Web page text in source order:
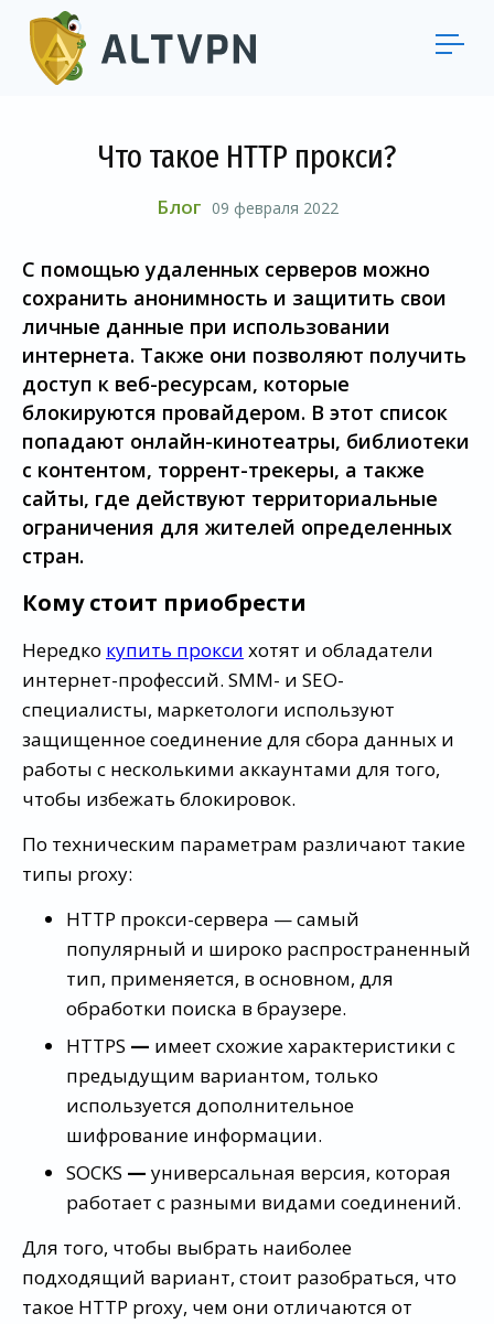
Что такое HTTP прокси?
Блог 09 февраля 2022
С помощью удаленных серверов можно
сохранить анонимность и защитить свои
личные данные при использовании
интернета. Также они позволяют получить
доступ к веб-ресурсам, которые
блокируются провайдером. В этот список
попадают онлайн-кинотеатры, библиотеки
с контентом, торрент-трекеры, а также
сайты, где действуют территориальные
ограничения для жителей определенных
стран.
Кому стоит приобрести
Нередко купить прокси хотят и обладатели
интернет-профессий. SMM- и SEO-
специалисты, маркетологи используют
защищенное соединение для сбора данных и
работы с несколькими аккаунтами для того,
чтобы избежать блокировок.
По техническим параметрам различают такие
типы proxy:
HTTP прокси-сервера — самый
популярный и широко распространенный
тип, применяется, в основном, для
обработки поиска в браузере.
HTTPS — имеет схожие характеристики с
предыдущим вариантом, только
используется дополнительное
шифрование информации.
SOCKS — универсальная версия, которая
работает с разными видами соединений.
Для того, чтобы выбрать наиболее
подходящий вариант, стоит разобраться, что
такое HTTP proxy, чем они отличаются от